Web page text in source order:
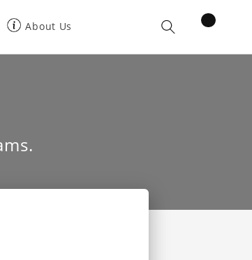
About Us Cart
items